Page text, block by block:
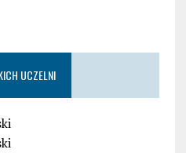
UCZELNI